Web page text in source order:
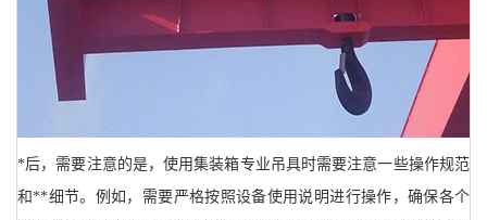
*后，需要注意的是，使用集装箱专业吊具时需要注意一些操作规范
和**细节。例如，需要严格按照设备使用说明进行操作，确保各个